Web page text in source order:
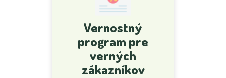
Vernostný
program pre
verných
zákazníkov